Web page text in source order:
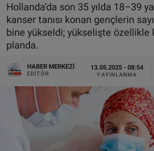
Hollanda’da son 35 yılda 18–39
kanser tanısı konan gençlerin
bine yükseldi; yükselişte özellikle
planda.
HABER MERKEZI
EDITÖR
13.05.2025 - 08:54
YAYINLANMA
AVUSTURYA
SAĞLIK - YAŞAM
BİLİM-TEKNOLOJİ
DÜNYA
BİLİM-TEKNOLOJİ
SAĞLIK
FOTO GALERİ
VIDEO GALERİ
ALGEMENE VOORWAARDEN
Tüm Manşetler
Son Dakika Haberleri
Haber Arşivi